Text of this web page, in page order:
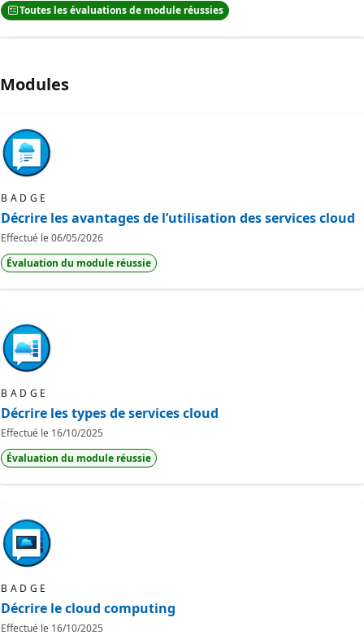
Toutes les évaluations de module réussies
Modules
BADGE
Décrire les avantages de l’utilisation des services cloud
Effectué le06/05/2026
Évaluation du module réussie
BADGE
Décrire les types de services cloud
Effectué le 16/10/2025
Évaluation du module réussie
BADGE
Décrire le cloud computing
Effectué le 16/10/2025